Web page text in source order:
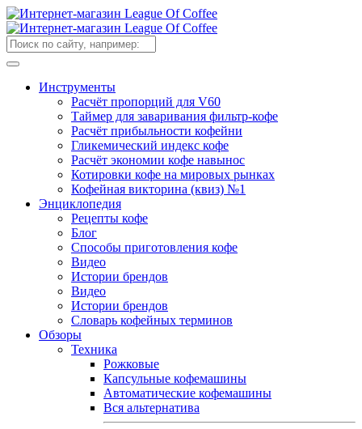
Инструменты
Расчёт пропорций для V60
Таймер для заваривания фильтр-кофе
Расчёт прибыльности кофейни
Гликемический индекс кофе
Расчёт экономии кофе навынос
Котировки кофе на мировых рынках
Кофейная викторина (квиз) №1
Энциклопедия
Рецепты кофе
Блог
Способы приготовления кофе
Видео
Истории брендов
Видео
Истории брендов
Словарь кофейных терминов
Обзоры
Техника
Рожковые
Капсульные кофемашины
Автоматические кофемашины
Вся альтернатива